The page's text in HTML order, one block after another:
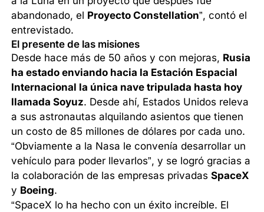
abandonado, el Proyecto Constellation”, contó el
entrevistado.
El presente de las misiones
Desde hace más de 50 años y con mejoras, Rusia
ha estado enviando hacia la Estación Espacial
Internacional la única nave tripulada hasta hoy
llamada Soyuz. Desde ahí, Estados Unidos releva
a sus astronautas alquilando asientos que tienen
un costo de 85 millones de dólares por cada uno.
“Obviamente a la Nasa le convenía desarrollar un
vehículo para poder llevarlos”, y se logró gracias a
la colaboración de las empresas privadasSpaceX
y Boeing.
“SpaceX lo ha hecho con un éxito increíble. El